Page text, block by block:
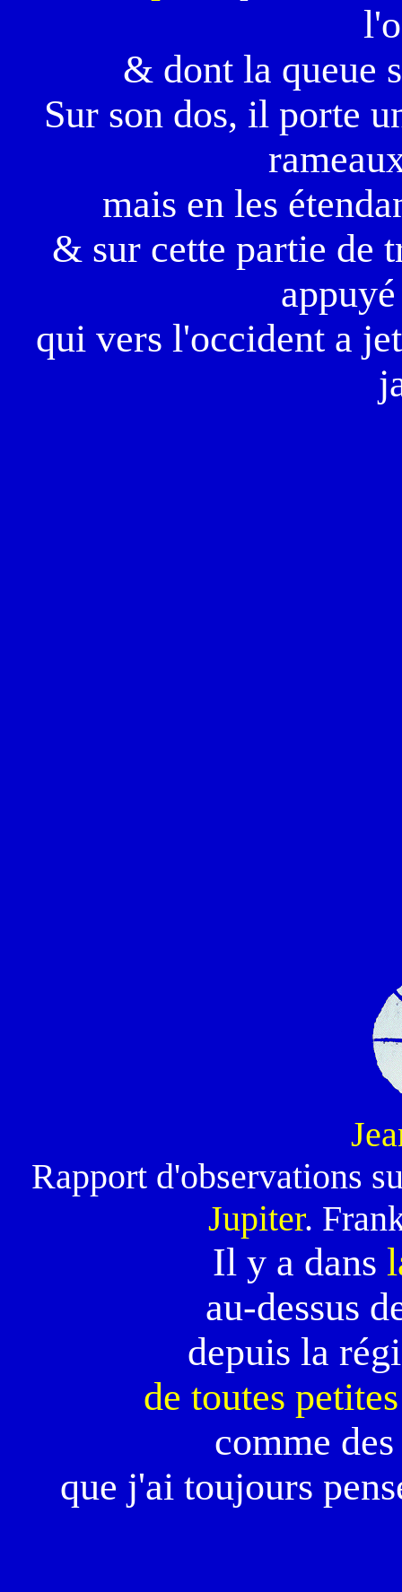
& dont la queue
Sur son dos, il porte
mais en les
& sur cette partie de
qui vers l'occident a
Rapport d'observations
Jupiter.
Il y a dans
au-dessus
depuis la
de toutes
comme
que j'ai toujours